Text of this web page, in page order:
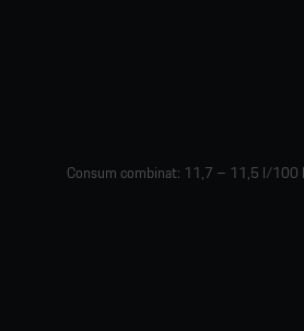
Consum combinat: 11,7 – 11,5 l/100